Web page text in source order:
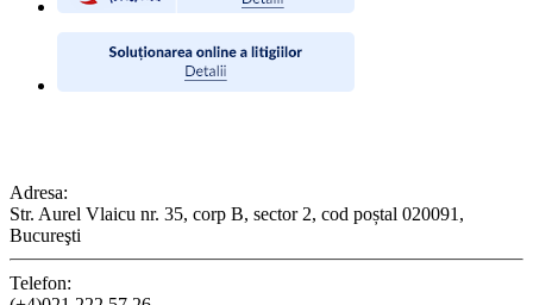
Adresa:
Str. Aurel Vlaicu nr. 35, corp B, sector 2, cod poștal 020091,
Bucureşti
Telefon: